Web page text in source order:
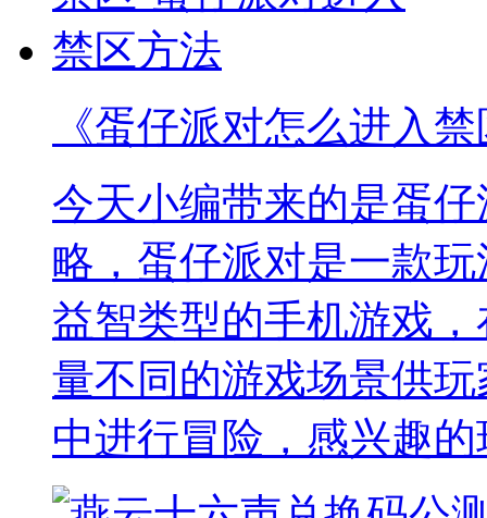
《蛋仔派对怎么进入
今天小编带来的是蛋
略，蛋仔派对是一款
益智类型的手机游戏
量不同的游戏场景供
中进行冒险，感兴趣